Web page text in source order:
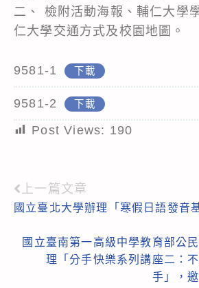
二、 檢附活動海報、輔仁大學
仁大學交通方式及校園地圖。
9581-1 下載
9581-2 下載
Post Views: 190
Read
more
articles
上一篇文章
國立臺北大學辦理「寒假日語發音
國立臺南第一高級中學教育部公
理「分手快樂系列講座二：
手」，